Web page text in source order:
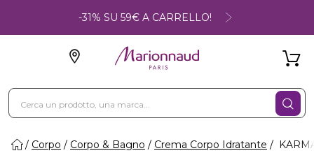
-31% SU 59€ A CARRELLO!
Corpo Corpo & Bagno Crema Corpo Idratante